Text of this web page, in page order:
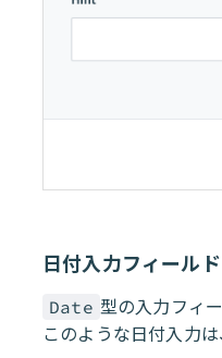
日付入力フィールド
Date 型の入力フィー
このような日付入力